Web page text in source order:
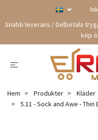
Snabb leverans / Delbetala
köp
Hem Produkter Kläder
5.11 - Sock and Awe - Thin